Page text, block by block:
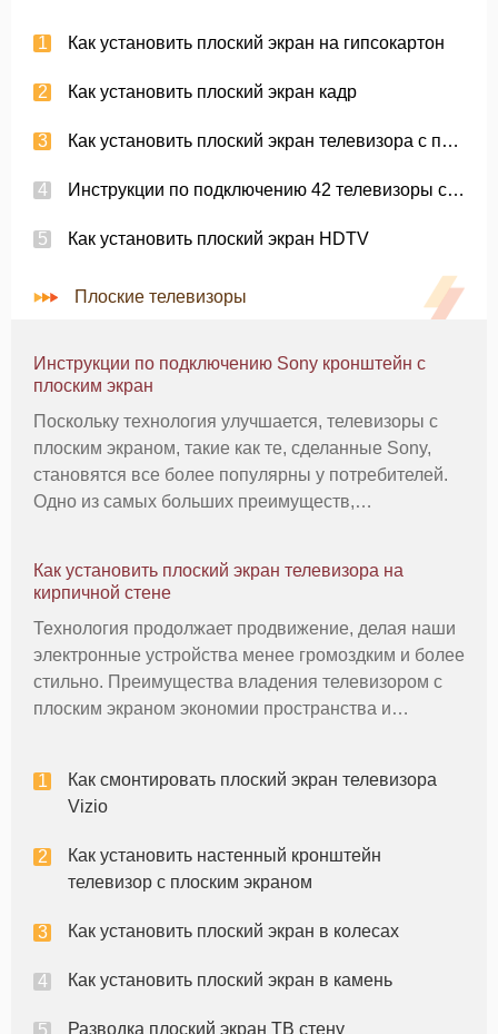
Как установить плоский экран на гипсокартон
Как установить плоский экран кадр
Как установить плоский экран телевизора с помощью кабелей
Инструкции по подключению 42 телевизоры с плоским экраном на стене
Как установить плоский экран HDTV
Плоские телевизоры
Инструкции по подключению Sony кронштейн с
плоским экран
Поскольку технология улучшается, телевизоры с
плоским экраном, такие как те, сделанные Sony,
становятся все более популярны у потребителей.
Одно из самых больших преимуществ,
не менее, без надлежащего оборудован
Как установить плоский экран телевизора на
кирпичной стене
Технология продолжает продвижение, делая наши
электронные устройства менее громоздким и более
стильно. Преимущества владения телевизором с
плоским экраном экономии пространства и
преимущества на более высокий ур
Как смонтировать плоский экран телевизора
Vizio
Как установить настенный кронштейн
телевизор с плоским экраном
Как установить плоский экран в колесах
Как установить плоский экран в камень
Разводка плоский экран ТВ стену